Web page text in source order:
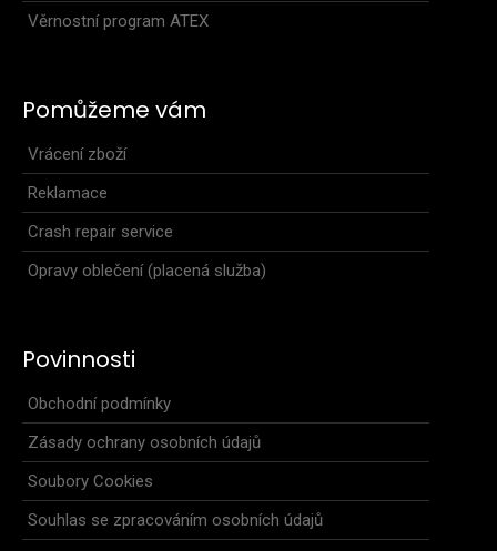
Dětské cyklistické kalhoty MIK krátké. Obsahují kvalitní
vrstvenou polypropylenovou vystýlku HOBBY. ..
Věrnostní program ATEX
Pomůžeme vám
Vrácení zboží
Reklamace
Crash repair service
Opravy oblečení (placená služba)
Povinnosti
Obchodní podmínky
Zásady ochrany osobních údajů
Soubory Cookies
Souhlas se zpracováním osobních údajů